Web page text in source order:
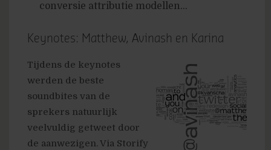
conversie attributie modellen…
Keynotes: Matthew, Avinash en Karina
Tijdens de keynotes
werden de beste
soundbites van de
sprekers natuurlijk
veelvuldig getweet door
de aanwezigen. Via Storify